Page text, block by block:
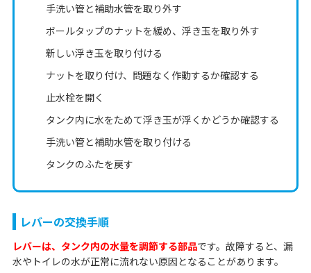
手洗い管と補助水管を取り外す
ボールタップのナットを緩め、浮き玉を取り外す
新しい浮き玉を取り付ける
ナットを取り付け、問題なく作動するか確認する
止水栓を開く
タンク内に水をためて浮き玉が浮くかどうか確認する
手洗い管と補助水管を取り付ける
タンクのふたを戻す
レバーの交換手順
レバーは、タンク内の水量を調節する部品です。故障すると、漏
水やトイレの水が正常に流れない原因となることがあります。